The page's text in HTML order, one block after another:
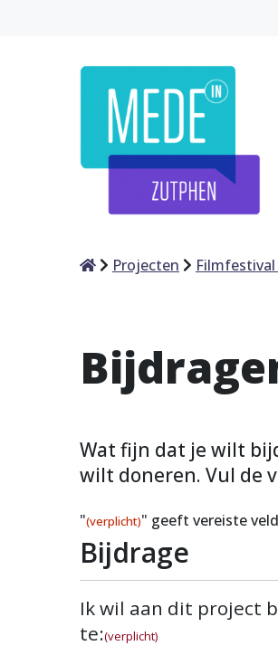
HomeProjecten
Wat fijn dat je wilt
wilt doneren. Vul de
"(verplicht)" geeft vereiste
Bijdrage
Ik wil aan dit project
te:(verplicht)